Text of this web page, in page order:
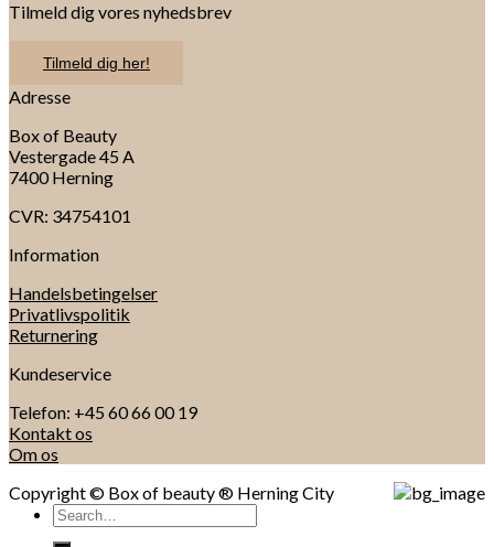
Tilmeld dig vores nyhedsbrev
Tilmeld dig her!
Adresse
Box of Beauty
Vestergade 45 A
7400 Herning
CVR: 34754101
Information
Handelsbetingelser
Privatlivspolitik
Returnering
Kundeservice
Telefon: +45 60 66 00 19
Kontakt os
Om os
Copyright © Box of beauty ® Herning City
Search
for: